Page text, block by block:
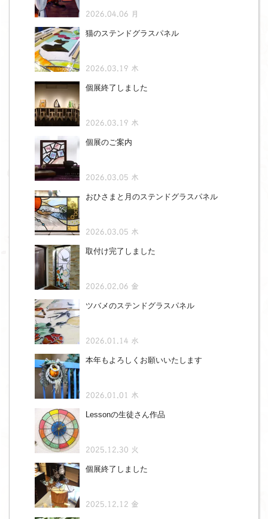
2026.04.06 月
猫のステンドグラスパネル
2026.03.19 木
個展終了しました
2026.03.19 木
個展のご案内
2026.03.05 木
おひさまと月のステンドグラスパネル
2026.03.05 木
取付け完了しました
2026.02.06 金
ツバメのステンドグラスパネル
2026.01.14 水
本年もよろしくお願いいたします
2026.01.01 木
Lessonの生徒さん作品
2025.12.30 火
個展終了しました
2025.12.12 金